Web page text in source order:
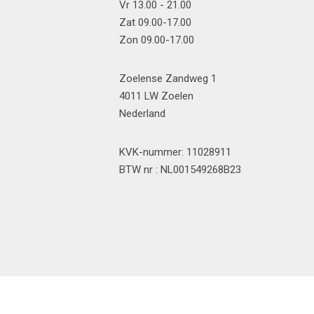
Vr 13.00 - 21.00
Zat 09.00-17.00
Zon 09.00-17.00
Zoelense Zandweg 1
4011 LW Zoelen
Nederland
KVK-nummer: 11028911
BTW nr : NL001549268B23